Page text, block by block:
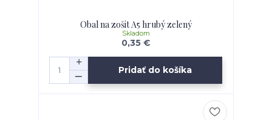
Obal na zošit A5 hrubý zelený
0,35 €
Skladom
Pridať do košíka